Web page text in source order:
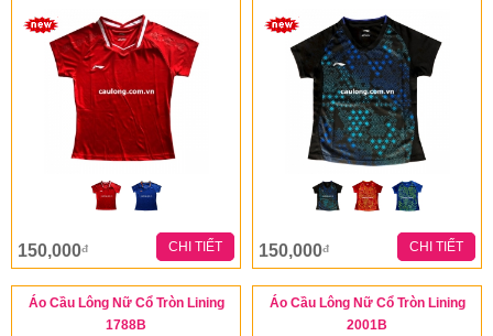
150,000đ CHI TIẾT 150,000đ CHI TIẾT
Áo Cầu Lông Nữ Cổ Tròn Lining
1788B
Áo Cầu Lông Nữ Cổ Tròn Lining
2001B